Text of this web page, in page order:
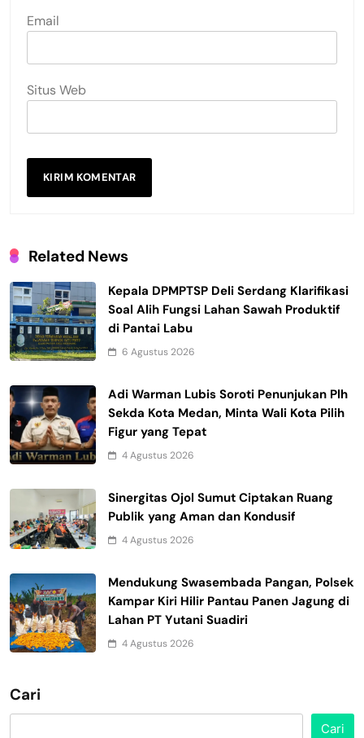
Email
Situs Web
Related News
Kepala DPMPTSP Deli Serdang Klarifikasi
Soal Alih Fungsi Lahan Sawah Produktif
di Pantai Labu
6 Agustus 2026
Adi Warman Lubis Soroti Penunjukan Plh
Sekda Kota Medan, Minta Wali Kota Pilih
Figur yang Tepat
4 Agustus 2026
Sinergitas Ojol Sumut Ciptakan Ruang
Publik yang Aman dan Kondusif
4 Agustus 2026
Mendukung Swasembada Pangan, Polsek
Kampar Kiri Hilir Pantau Panen Jagung di
Lahan PT Yutani Suadiri
4 Agustus 2026
Cari
Cari